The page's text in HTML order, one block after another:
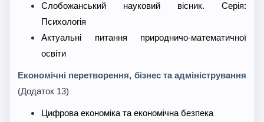
Слобожанський науковий вісник. Серія:
Психологія
Актуальні питання природничо-математичної
освіти
Економічні перетворення, бізнес та адміністрування
(Додаток 13)
Цифрова економіка та економічна безпека